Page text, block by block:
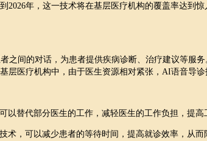
2026年，这一技术将在基层医疗机构的覆盖率达到
之间的对话，为患者提供疾病诊断、治疗建议等服
层医疗机构中，由于医生资源相对紧张，AI语音导诊
以替代部分医生的工作，减轻医生的工作负担，提高
术，可以减少患者的等待时间，提高就诊效率，从而